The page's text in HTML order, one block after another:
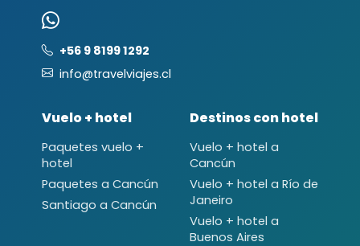
+56 9 8199 1292
info@travelviajes.cl
Vuelo + hotel
Paquetes vuelo +
hotel
Paquetes a Cancún
Santiago a Cancún
Destinos con hotel
Vuelo + hotel a
Cancún
Vuelo + hotel a Río de
Janeiro
Vuelo + hotel a
Buenos Aires